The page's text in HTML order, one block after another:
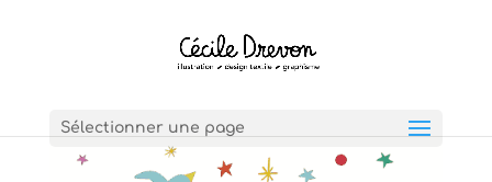
Sélectionner une page